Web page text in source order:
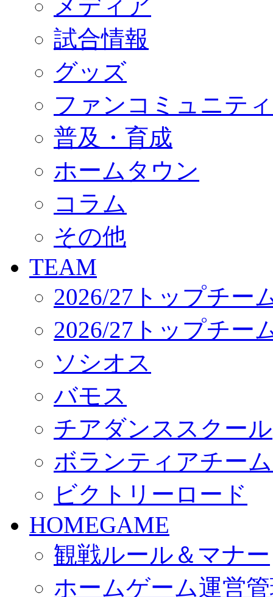
サポートショップ
GOODS
オフィシャルストア（実店舗）
オンラインストア
ACADEMY
アカデミーについて
コーチ&スタッフ
ジュニア
ジュニアユース
ユース
練習拠点（ナラディーア）
SCHOOL
CLUB
パートナー募集
クラブ理念
サステナビリティ
Web制作支援
応援プロジェクト
メディア
試合情報
グッズ
ファンコミュニティ
普及・育成
ホームタウン
コラム
その他
TEAM
2026/27トップチー
2026/27トップチー
ソシオス
バモス
チアダンススクール
ボランティアチー
ビクトリーロード
HOMEGAME
観戦ルール＆マナー
ホームゲーム運営